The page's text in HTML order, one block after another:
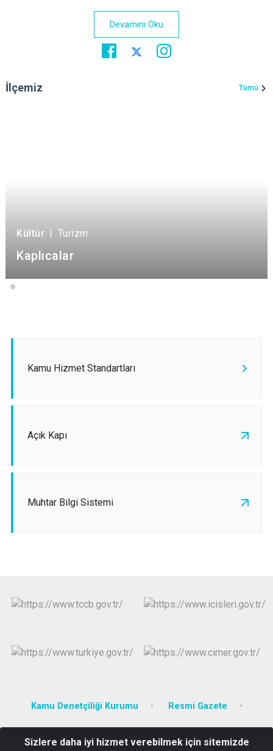
Devamını Oku
İlçemiz Tümü
Kültür | Turizm
Kaplıcalar
Kamu Hizmet Standartları
Açık Kapı
Muhtar Bilgi Sistemi
Kamu Denetçiliği Kurumu Resmi Gazete
Sizlere daha iyi hizmet verebilmek için sitemizde